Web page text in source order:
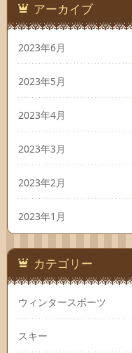
アーカイブ
2023年6月
2023年5月
2023年4月
2023年3月
2023年2月
2023年1月
カテゴリー
ウィンタースポーツ
スキー